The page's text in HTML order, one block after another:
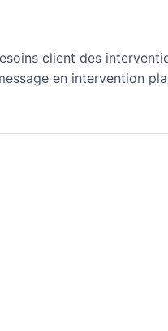
client des
en intervention